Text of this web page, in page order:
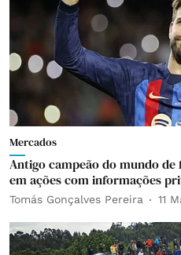
Mercados
Antigo campeão do mundo
em ações com informações
Tomás Gonçalves Pereira 11